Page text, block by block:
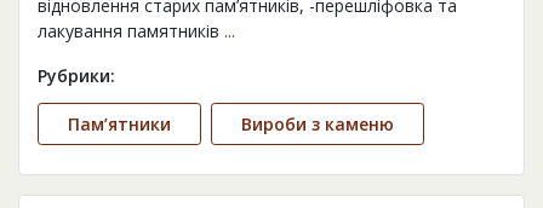
відновлення старих пам’ятників, -перешліфовка та
лакування памятників ...
Рубрики:
Пам’ятники Вироби з каменю